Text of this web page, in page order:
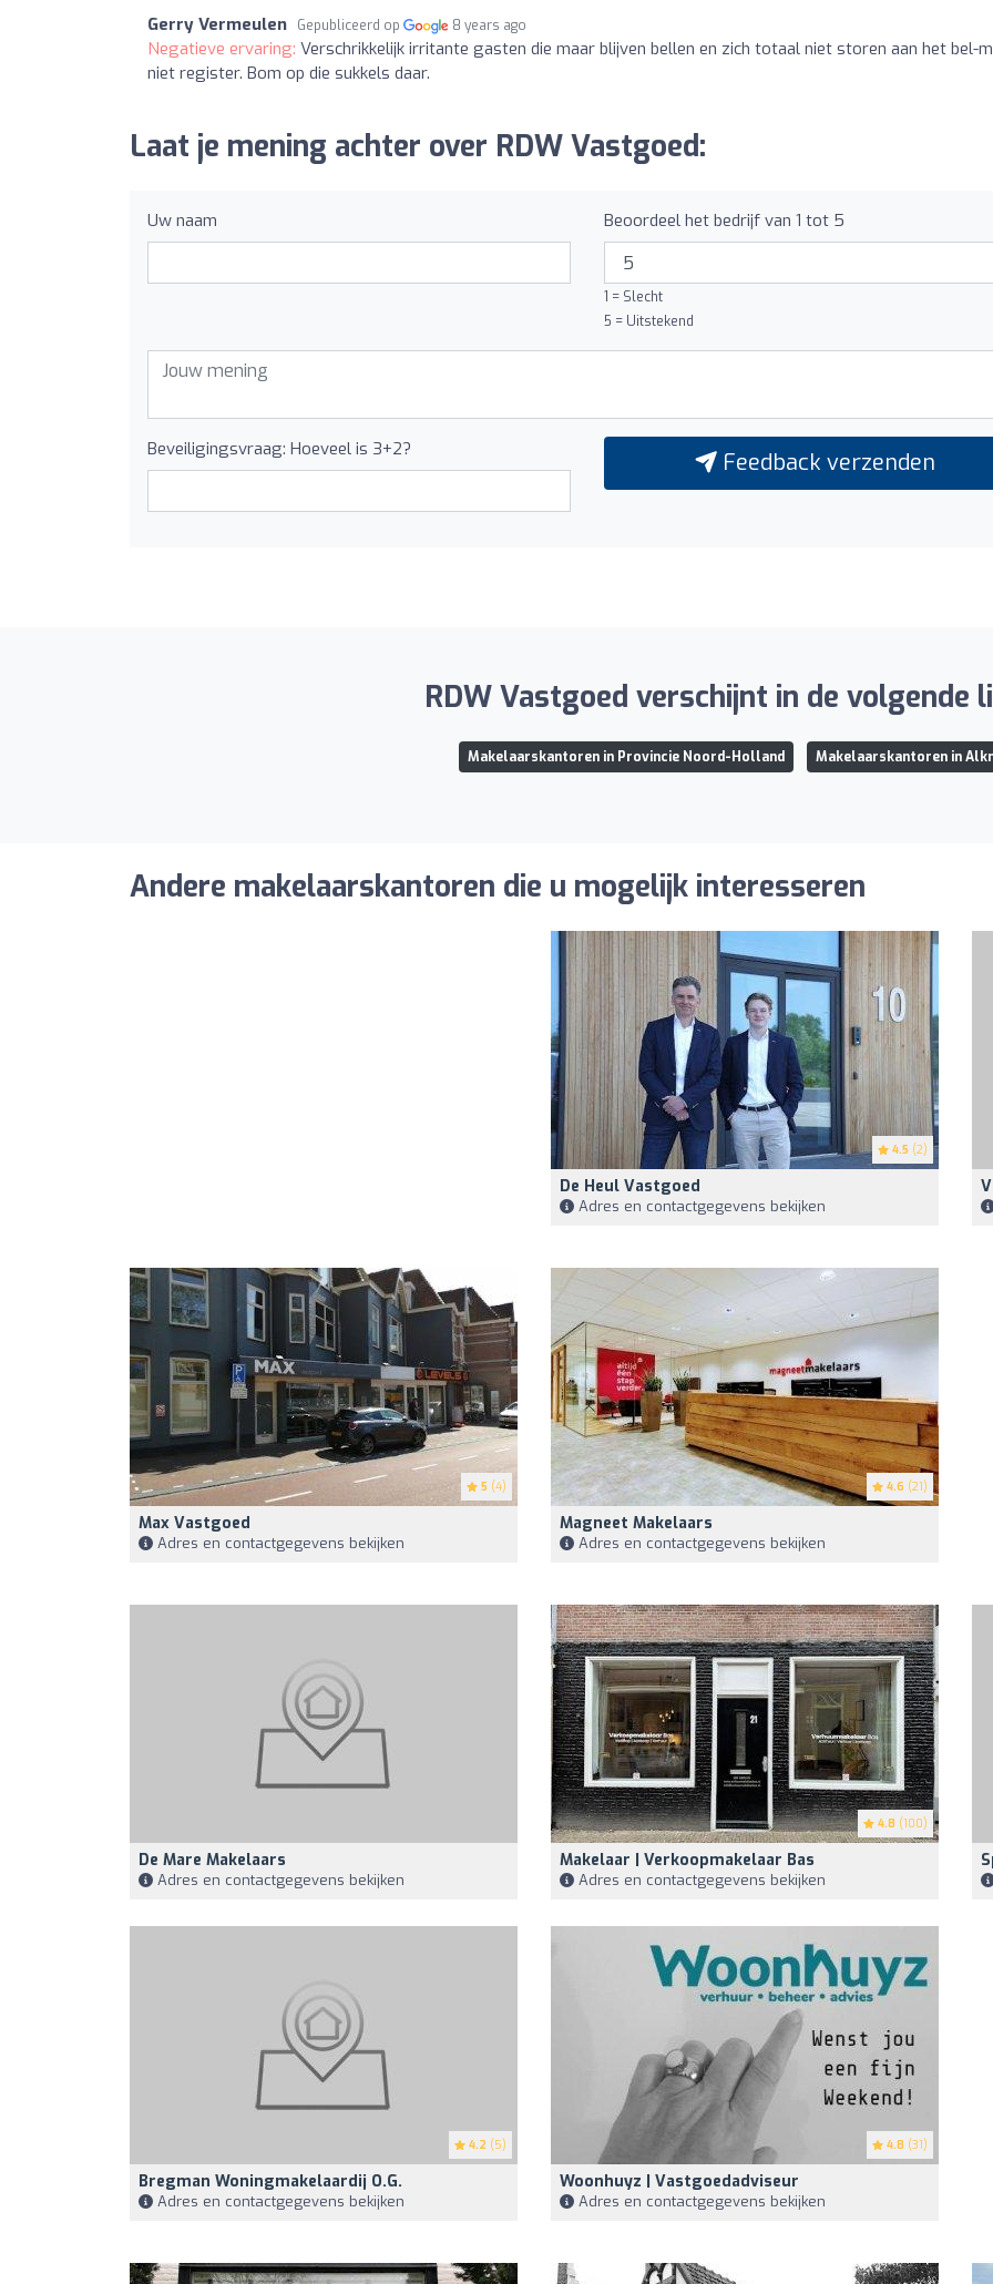
Gerry Vermeulen Gepubliceerd op 8 years ago
Negatieve ervaring: Verschrikkelijk irritante gasten die maar blijven bellen en zich totaal niet storen aan het bel-
niet register. Bom op die sukkels daar.
Laat je mening achter over RDW Vastgoed:
Uw naam Beoordeel het bedrijf van 1 tot 5
1 = Slecht
5 = Uitstekend
Beveiligingsvraag: Hoeveel is 3+2? Feedback verzenden
RDW Vastgoed verschijnt in de volgende
Makelaarskantoren in Provincie Noord-Holland Makelaarskantoren in
Andere makelaarskantoren die u mogelijk interesseren
4.5 (2)
De Heul Vastgoed
Adres en contactgegevens bekijken
5 (4)
Max Vastgoed
Adres en contactgegevens bekijken
4.6 (21)
Magneet Makelaars
Adres en contactgegevens bekijken
De Mare Makelaars
Adres en contactgegevens bekijken
4.8 (100)
Makelaar | Verkoopmakelaar Bas
Adres en contactgegevens bekijken
4.2 (5)
Bregman Woningmakelaardij O.g.
Adres en contactgegevens bekijken
4.8 (31)
Woonhuyz | Vastgoedadviseur
Adres en contactgegevens bekijken